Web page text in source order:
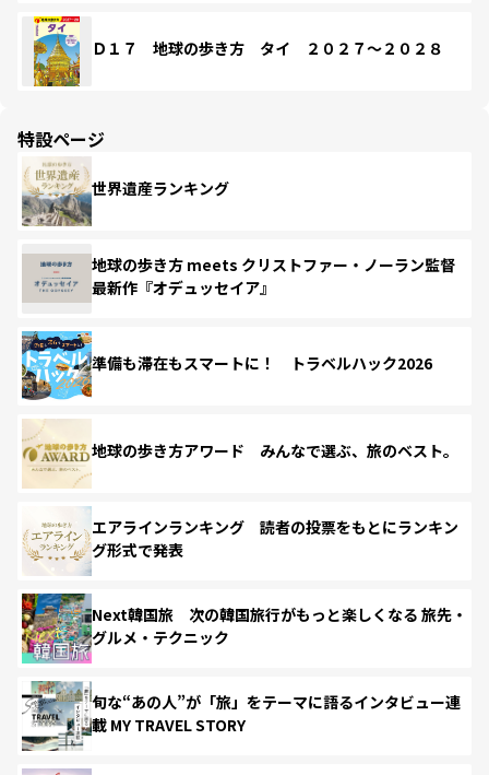
Ｄ１７ 地球の歩き方 タイ ２０２７～２０２８
特設ページ
世界遺産ランキング
地球の歩き方 meets クリストファー・ノーラン監督
最新作『オデュッセイア』
準備も滞在もスマートに！ トラベルハック2026
地球の歩き方アワード みんなで選ぶ、旅のベスト。
エアラインランキング 読者の投票をもとにランキン
グ形式で発表
Next韓国旅 次の韓国旅行がもっと楽しくなる 旅先・
グルメ・テクニック
旬な“あの人”が「旅」をテーマに語るインタビュー連
載 MY TRAVEL STORY